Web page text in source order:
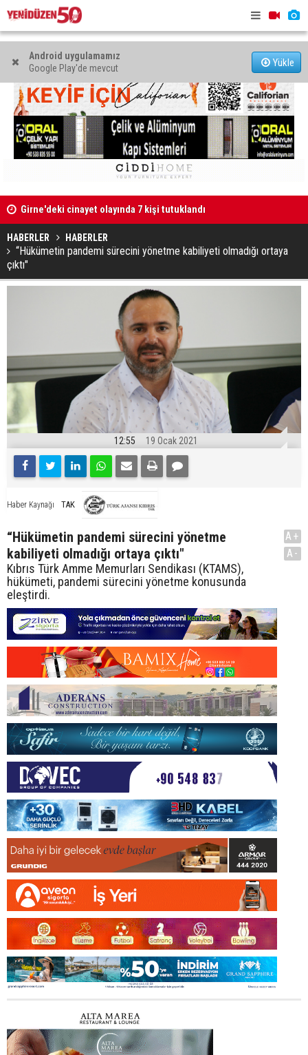
Android uygulamamız
Google Play'de mevcut
Yükle
"Zanlıyı bıçakla takip etti"
HABERLER HABERLER
“Hükümetin pandemi sürecini yönetme kabiliyeti olmadığı ortaya
çıktı"
12:55 19 Ocak 2021
Haber Kaynağı TAK
“Hükümetin pandemi sürecini yönetme
kabiliyeti olmadığı ortaya çıktı"
Kıbrıs Türk Amme Memurları Sendikası (KTAMS),
hükümeti, pandemi sürecini yönetme konusunda
eleştirdi.
A+
A-